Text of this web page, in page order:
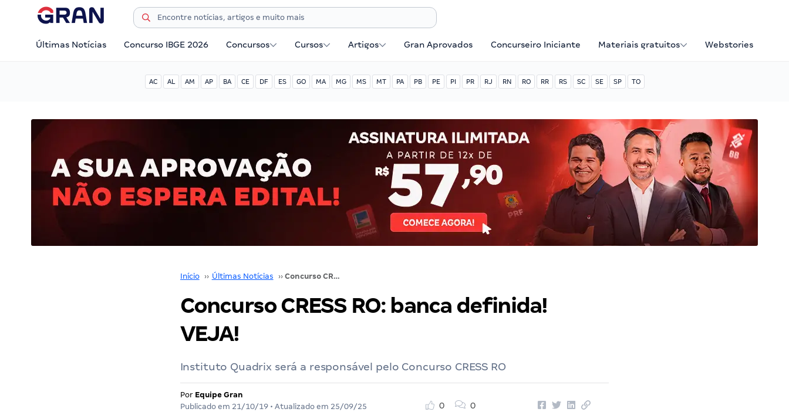
Últimas Notícias Concurso IBGE 2026 Concursos Cursos Artigos Gran Aprovados Concurseiro Iniciante Materiais gratuitos Webstories
AC AL AM AP BA CE DF ES GO MA MG MS MT PA PB PE PI PR RJ RN RO RR RS SC SE SP TO
Início ›› Últimas Notícias ›› Concurso CRESS RO: banca definida! VEJA!
Concurso CRESS RO: banca definida!
VEJA!
Instituto Quadrix será a responsável pelo Concurso CRESS RO
Por Equipe Gran
Publicado em 21/10/19• Atualizado em 25/09/25
0 0